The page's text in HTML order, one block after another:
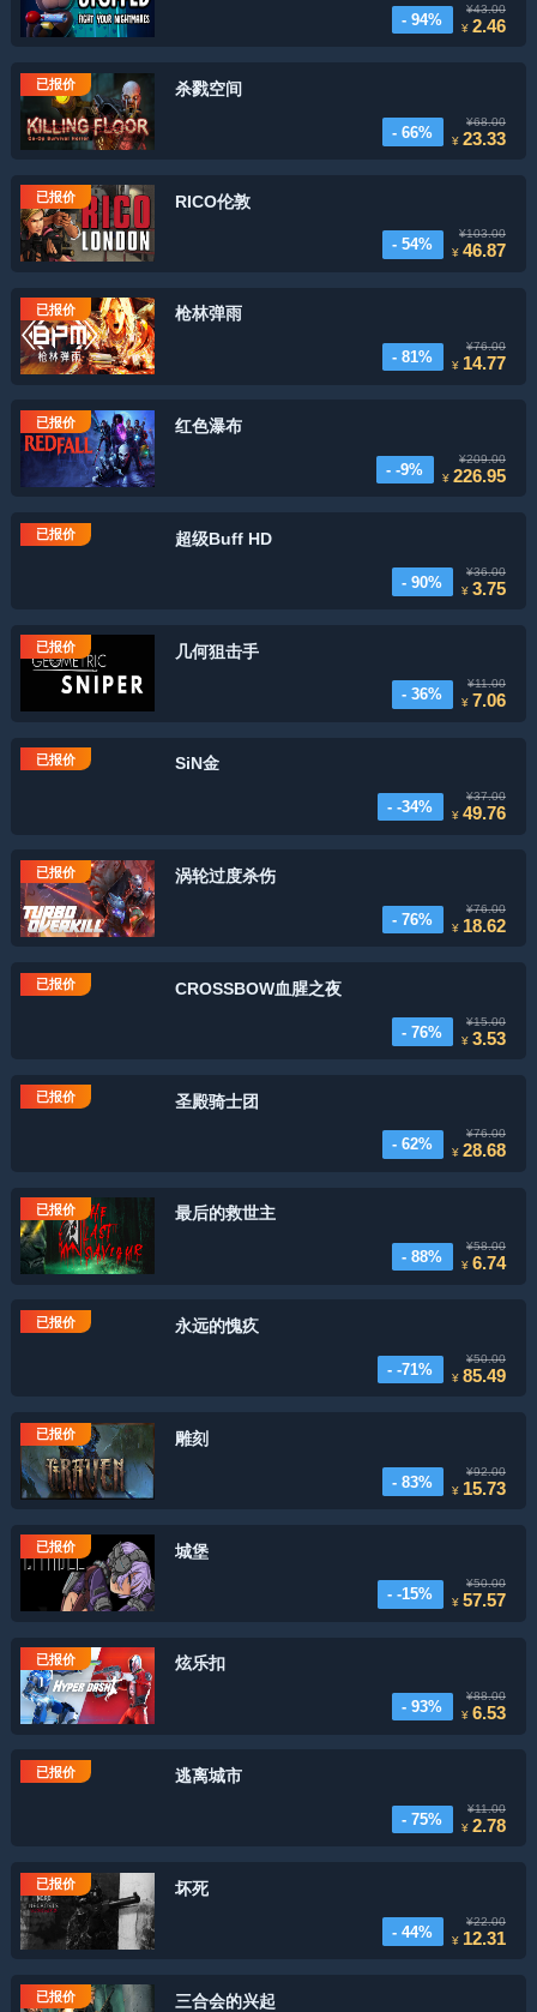
- 94%
¥43.00
¥2.46
已报价 杀戮空间
- 66%
¥68.00
¥23.33
已报价 RICO伦敦
- 54%
¥103.00
¥46.87
已报价 枪林弹雨
- 81%
¥76.00
¥ 14.77
已报价 红色瀑布
- -9%
¥209.00
¥226.95
已报价 超级Buff HD
- 90%
¥36.00
¥3.75
已报价 几何狙击手
- 36%
¥11.00
¥ 7.06
已报价 SiN金
- -34%
¥37.00
¥49.76
已报价 涡轮过度杀伤
- 76%
¥76.00
¥ 18.62
已报价 CROSSBOW血腥之夜
- 76%
¥15.00
¥3.53
已报价 圣殿骑士团
- 62%
¥76.00
¥28.68
已报价 最后的救世主
- 88%
¥58.00
¥6.74
已报价 永远的愧疚
- -71%
¥50.00
¥85.49
已报价 雕刻
- 83%
¥92.00
¥ 15.73
已报价 城堡
- -15%
¥50.00
¥57.57
已报价 炫乐扣
- 93%
¥88.00
¥6.53
已报价 逃离城市
- 75%
¥11.00
¥2.78
已报价 坏死
- 44%
¥22.00
¥ 12.31
已报价 三合会的兴起